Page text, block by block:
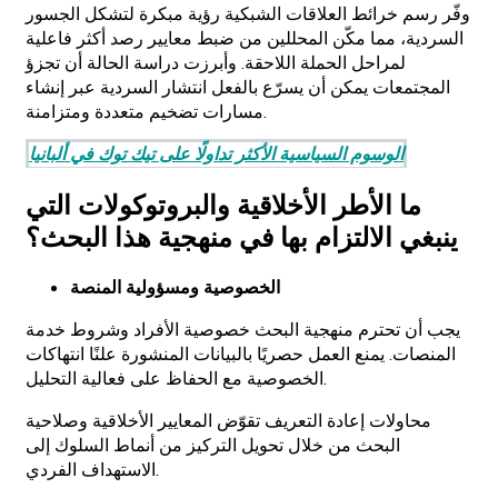
وفّر رسم خرائط العلاقات الشبكية رؤية مبكرة لتشكل الجسور
السردية، مما مكّن المحللين من ضبط معايير رصد أكثر فاعلية
لمراحل الحملة اللاحقة. وأبرزت دراسة الحالة أن تجزؤ
المجتمعات يمكن أن يسرّع بالفعل انتشار السردية عبر إنشاء
مسارات تضخيم متعددة ومتزامنة.
الوسوم السياسية الأكثر تداولًا على تيك توك في ألبانيا
ما الأطر الأخلاقية والبروتوكولات التي
ينبغي الالتزام بها في منهجية هذا البحث؟
الخصوصية ومسؤولية المنصة
يجب أن تحترم منهجية البحث خصوصية الأفراد وشروط خدمة
المنصات. يمنع العمل حصريًا بالبيانات المنشورة علنًا انتهاكات
الخصوصية مع الحفاظ على فعالية التحليل.
محاولات إعادة التعريف تقوّض المعايير الأخلاقية وصلاحية
البحث من خلال تحويل التركيز من أنماط السلوك إلى
الاستهداف الفردي.